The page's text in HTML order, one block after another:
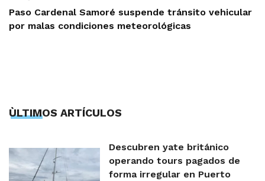
Paso Cardenal Samoré suspende tránsito vehicular
por malas condiciones meteorológicas
ÙLTIMOS ARTÍCULOS
Descubren yate británico
operando tours pagados de
forma irregular en Puerto